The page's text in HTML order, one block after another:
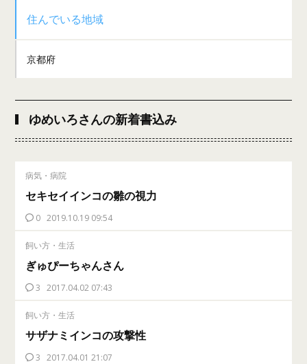
住んでいる地域
京都府
ゆめいろさんの新着書込み
病気・病院
セキセイインコの雛の視力
0 2019.10.19 09:54
飼い方・生活
ぎゅぴーちゃんさん
3 2017.04.02 07:43
飼い方・生活
サザナミインコの攻撃性
3 2017.04.01 21:07